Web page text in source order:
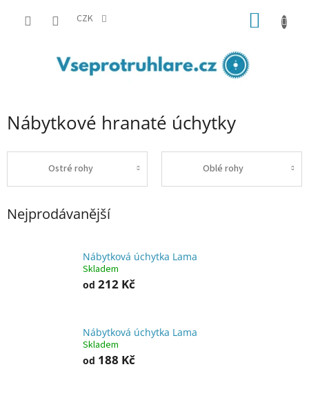
CZK
Nábytkové hranaté úchytky
Ostré rohy Oblé rohy
Nejprodávanější
Nábytková úchytka Lama
Skladem
od 212 Kč
Nábytková úchytka Lama
Skladem
od 188 Kč